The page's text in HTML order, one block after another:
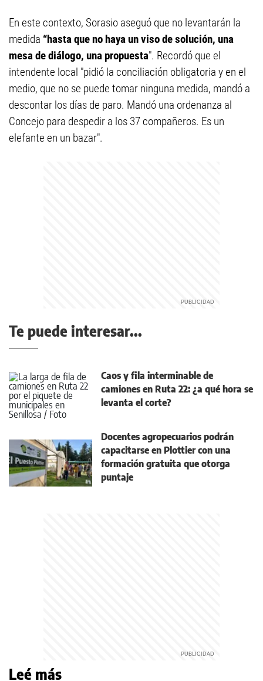
En este contexto, Sorasio aseguó que no levantarán la
medida “hasta que no haya un viso de solución, una
mesa de diálogo, una propuesta". Recordó que el
intendente local "pidió la conciliación obligatoria y en el
medio, que no se puede tomar ninguna medida, mandó a
descontar los días de paro. Mandó una ordenanza al
Concejo para despedir a los 37 compañeros. Es un
elefante en un bazar".
Te puede interesar...
Caos y fila interminable de
camiones en Ruta 22: ¿a qué hora se
levanta el corte?
Docentes agropecuarios podrán
capacitarse en Plottier con una
formación gratuita que otorga
puntaje
Leé más